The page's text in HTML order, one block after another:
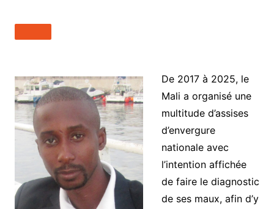
De 2017 à 2025, le
Mali a organisé une
multitude d’assises
d’envergure
nationale avec
l’intention affichée
de faire le diagnostic
de ses maux, afin d’y